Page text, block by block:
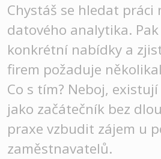
Chystáš se hledat práci
datového analytika.
konkrétní nabídky a
firem požaduje
Co s tím? Neboj,
jako začátečník bez
praxe vzbudit zájem u
zaměstnavatelů.